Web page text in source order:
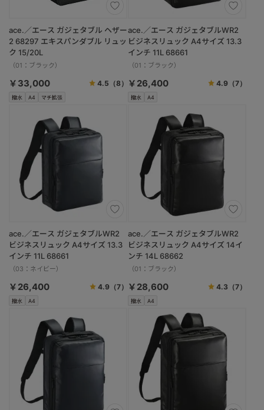
撥水 A4 マチ拡張
ace.／エース ガジェタブル ヘザー
2 68297 エキスパンダブル リュッ
ク 15/20L
（01：ブラック）
￥33,000 4.5 （8）
撥水 A4
ace.／エース ガジェタブルWR2
ビジネスリュック A4サイズ 13.3
インチ 11L 68661
（01：ブラック）
￥26,400 4.9 （7）
撥水 A4
ace.／エース ガジェタブルWR2
ビジネスリュック A4サイズ 13.3
インチ 11L 68661
（03：ネイビー）
￥26,400 4.9（7）
撥水 A4
ace.／エース ガジェタブルWR2
ビジネスリュック A4サイズ 14イ
ンチ 14L 68662
（01：ブラック）
￥28,600 4.3 （7）